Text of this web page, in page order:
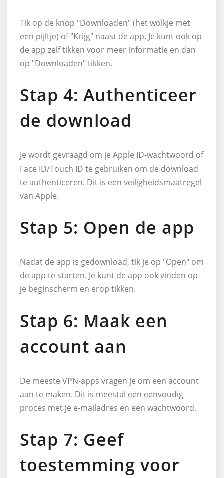
Tik op de knop "Downloaden" (het wolkje met
een pijltje) of "Krijg" naast de app. Je kunt ook op
de app zelf tikken voor meer informatie en dan
op "Downloaden" tikken.
Stap 4: Authenticeer
de download
Je wordt gevraagd om je Apple ID-wachtwoord of
Face ID/Touch ID te gebruiken om de download
te authenticeren. Dit is een veiligheidsmaatregel
van Apple.
Stap 5: Open de app
Nadat de app is gedownload, tik je op "Open" om
de app te starten. Je kunt de app ook vinden op
je beginscherm en erop tikken.
Stap 6: Maak een
account aan
De meeste VPN-apps vragen je om een account
aan te maken. Dit is meestal een eenvoudig
proces met je e-mailadres en een wachtwoord.
Stap 7: Geef
toestemming voor